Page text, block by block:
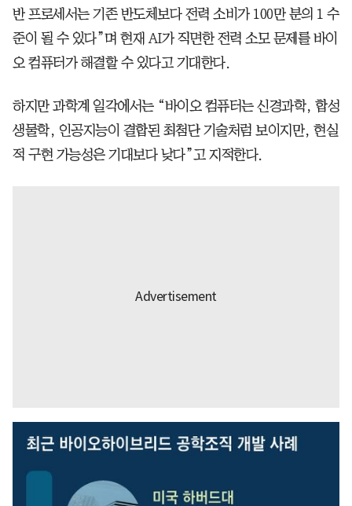
반 프로세서는 기존 반도체보다 전력 소비가 100만 분의 1 수
준이 될 수 있다”며 현재 AI가 직면한 전력 소모 문제를 바이
오 컴퓨터가 해결할 수 있다고 기대한다.
하지만 과학계 일각에서는 “바이오 컴퓨터는 신경과학, 합성
생물학, 인공지능이 결합된 최첨단 기술처럼 보이지만, 현실
적 구현 가능성은 기대보다 낮다”고 지적한다.